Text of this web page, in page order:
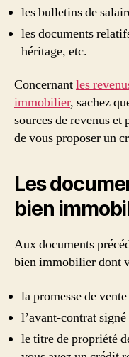
les bulletins de
les documents
héritage, etc.
Concernantles
immobilier, sachez
sources de revenus et
de vous proposer un
Les
bien
Aux documents
bien immobilier dont
la promesse de
l’avant-contrat
le titre de propriété